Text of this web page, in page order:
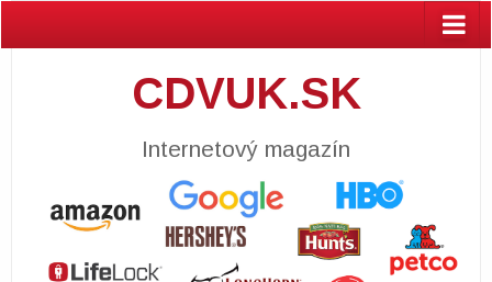
CDVUK.SK
Internetový magazín